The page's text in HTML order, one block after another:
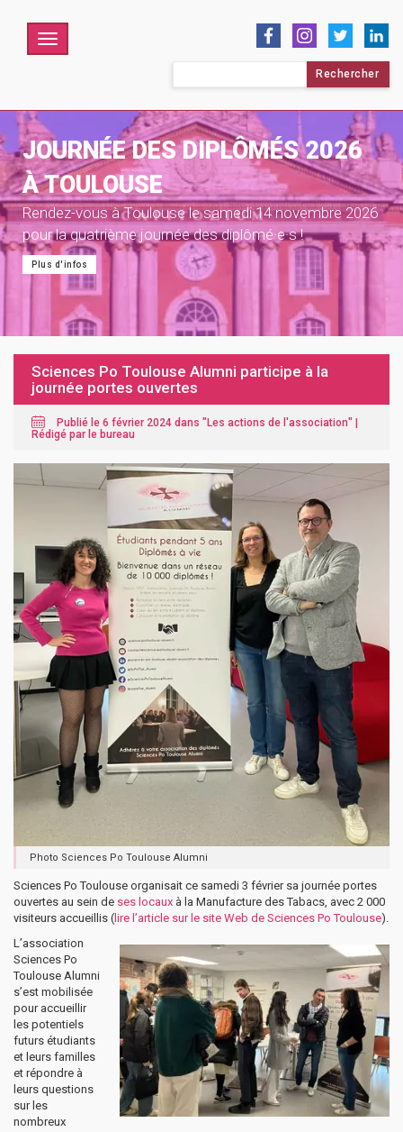
Menu
JOURNÉE DES DIPLÔMÉS 2026
À TOULOUSE
Rendez-vous à Toulouse le samedi 14 novembre 2026
pour la quatrième journée des diplômé·e·s !
Plus d'infos
Sciences Po Toulouse Alumni participe à la
journée portes ouvertes
Publié le 6 février 2024 dans "Les actions de l'association" |
Rédigé par le bureau
Photo Sciences Po Toulouse Alumni
Sciences Po Toulouse organisait ce samedi 3 février sa journée portes
ouvertes au sein de ses locaux à la Manufacture des Tabacs, avec 2 000
visiteurs accueillis (lire l’article sur le site Web de Sciences Po Toulouse).
L’association
Sciences Po
Toulouse Alumni
s’est mobilisée
pour accueillir
les potentiels
futurs étudiants
et leurs familles
et répondre à
leurs questions
sur les
nombreux